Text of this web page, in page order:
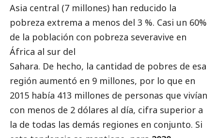
Asia central (7 millones) han reducido la
pobreza extrema a menos del 3 %. Casi un 60%
de la población con pobreza severavive en
África al sur del
Sahara. De hecho, la cantidad de pobres de esa
región aumentó en 9 millones, por lo que en
2015 había 413 millones de personas que vivían
con menos de 2 dólares al día, cifra superior a
la de todas las demás regiones en conjunto. Si